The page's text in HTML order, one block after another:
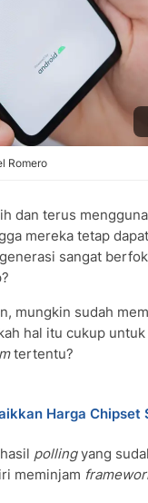
Romero
dan terus
mereka tetap
sangat
mungkin sudah
hal itu cukup
tertentu?
Harga Chipset
pollingyang
meminjam